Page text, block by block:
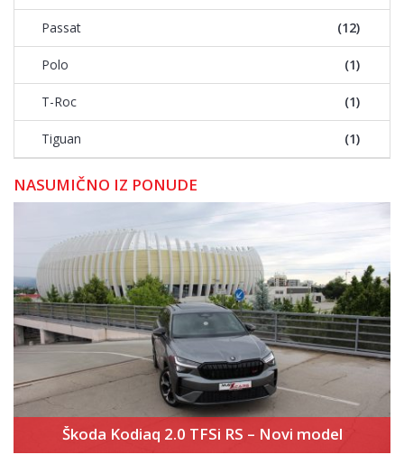
Passat (12)
Polo (1)
T-Roc (1)
Tiguan (1)
NASUMIČNO IZ PONUDE
Škoda Kodiaq 2.0 TFSi RS – Novi model